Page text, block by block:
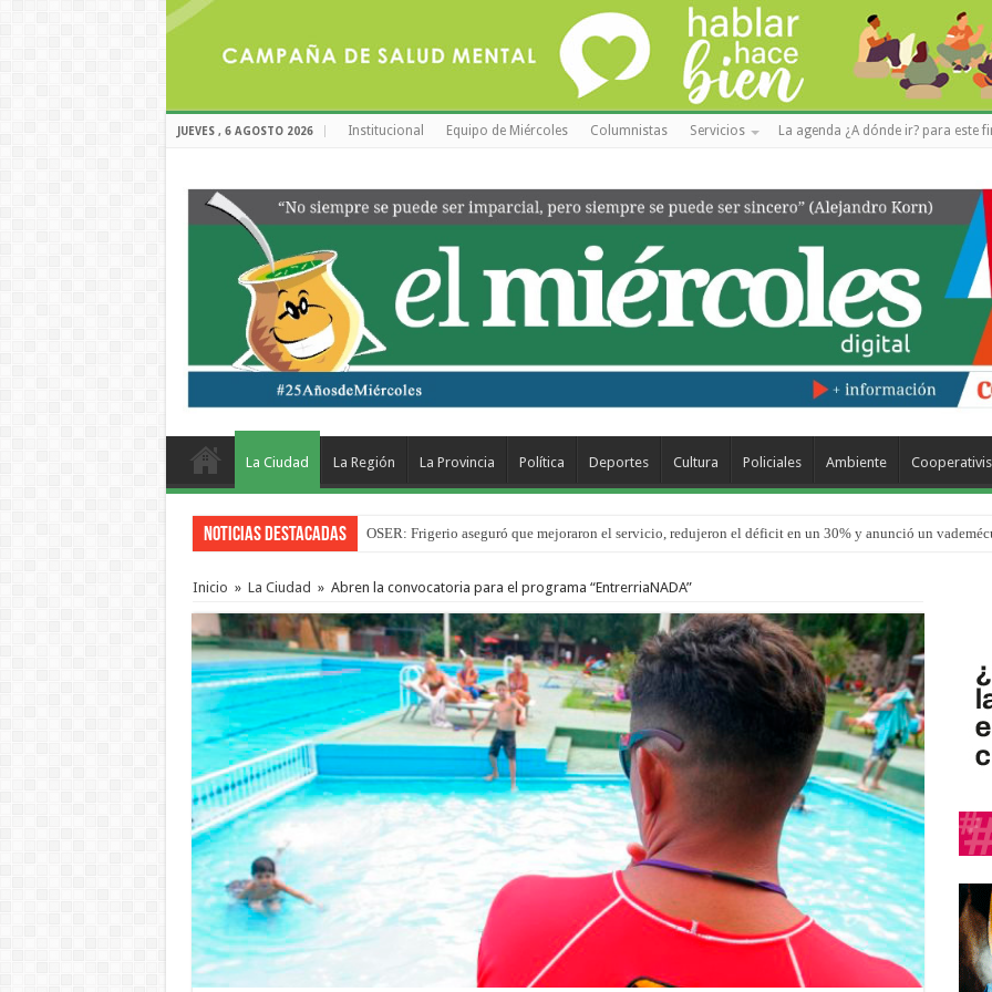
JUEVES , 6 AGOSTO 2026 Institucional Equipo de Miércoles Columnistas Servicios La agenda ¿A dónde ir? para este
La Ciudad La Región La Provincia Política Deportes Cultura Policiales Ambiente
Noticias Destacadas OSER: Frigerio aseguró que mejoraron el servicio, redujeron el déficit en un 30% y anunció un
Por primera vez hicieron una cirugía de reconstrucción torácica en el Hospital Urquiza
Inicio » La Ciudad » Abren la convocatoria para el programa “EntrerriaNADA”